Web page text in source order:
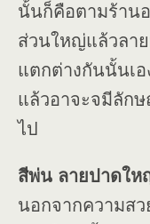
นั้นก็คือตามร้าน
ส่วนใหญ่แล้วลา
แตกต่างกันนั้นเ
แล้วอาจะจมีลัก
ไป
สีพ่น ลายปาดให
นอกจากความสว